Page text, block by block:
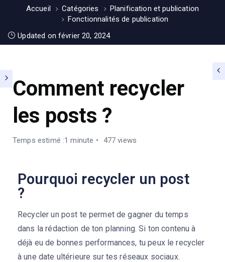
Accueil Catégories
Planification et publication
Fonctionnalités de publication
Updated on février 20, 2024
Comment recycler
les posts ?
Temps estimé :1 minute 477 views
Pourquoi recycler un post
?
Recycler un post te permet de gagner du temps
dans la rédaction de ton planning. Si ton contenu à
déjà eu de bonnes performances, tu peux le recycler
à une date ultérieure sur tes réseaux sociaux.